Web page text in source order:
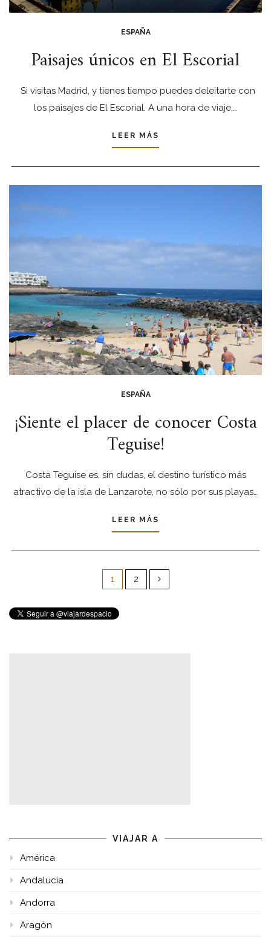
ESPAÑA
Paisajes únicos en El Escorial
Si visitas Madrid, y tienes tiempo puedes deleitarte con
los paisajes de El Escorial. A una hora de viaje,…
LEER MÁS
ESPAÑA
¡Siente el placer de conocer Costa
Teguise!
Costa Teguise es, sin dudas, el destino turístico más
atractivo de la isla de Lanzarote, no sólo por sus playas…
LEER MÁS
Paginación
entradas
1 2
VIAJAR A
América
Andalucía
Andorra
Aragón